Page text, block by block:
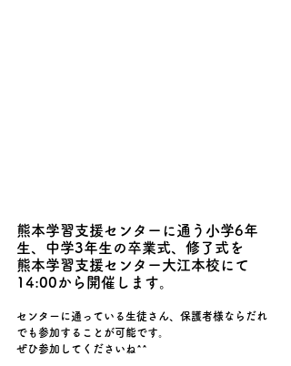
熊本学習支援センターに通う小学6年
生、中学3年生の卒業式、修了式を
熊本学習支援センター大江本校にて
14:00から開催します。
センターに通っている生徒さん、保護者様ならだれ
でも参加することが可能です。
ぜひ参加してくださいね^^